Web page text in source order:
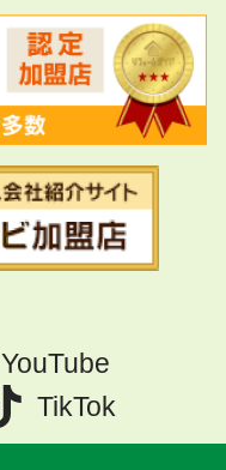
YouTube
TikTok